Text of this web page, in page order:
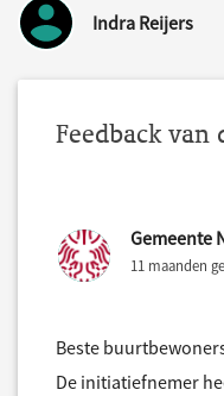
Indra Reijers
Feedback van
Gemeente
11 maanden
Beste
De initiatiefnemer